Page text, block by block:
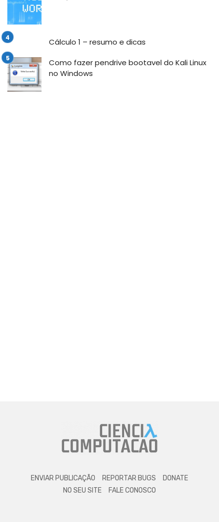
Cálculo 1 – resumo e dicas
Como fazer pendrive bootavel do Kali Linux
no Windows
ENVIAR PUBLICAÇÃO REPORTAR BUGS
DONATE
NO SEU SITE
FALE CONOSCO